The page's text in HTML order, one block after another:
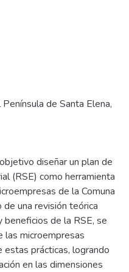
de Santa Elena,
diseñar un plan de
(RSE) como herramienta
de la Comuna
una revisión teórica
de la RSE, se
las microempresas
prácticas, logrando
en las dimensiones